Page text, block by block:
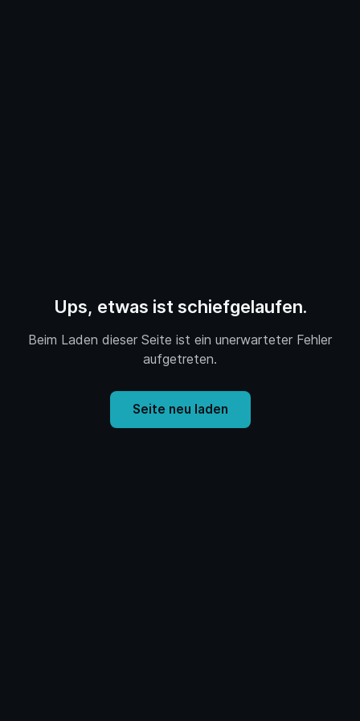
Ups, etwas ist schiefgelaufen.
Beim Laden dieser Seite ist ein unerwarteter Fehler
aufgetreten.
Seite neu laden